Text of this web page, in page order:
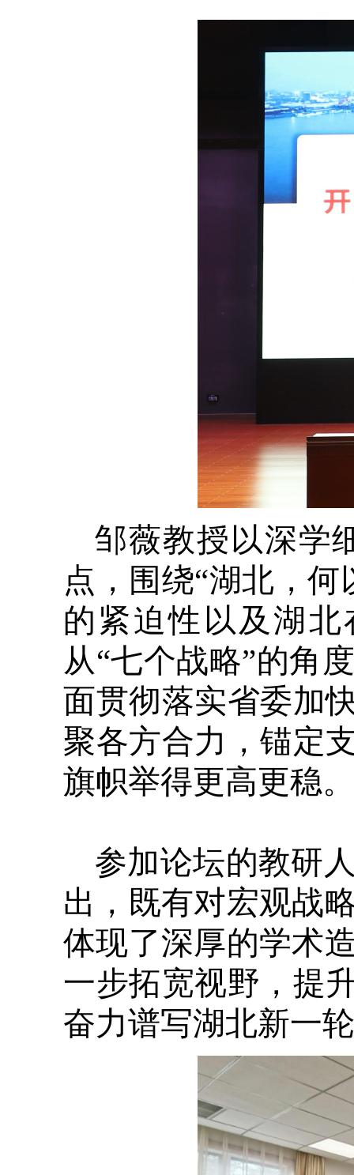
邹薇教授以深学
点，围绕“湖北，
的紧迫性以及湖
从“七个战略”的角
面贯彻落实省委加
聚各方合力，锚定
旗帜举得更高更稳。
参加论坛的教研
出，既有对宏观战
体现了深厚的学术
一步拓宽视野，提
奋力谱写湖北新一